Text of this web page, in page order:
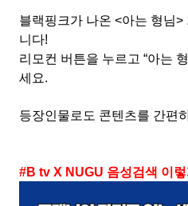
블랙핑크가 나온 <아는 형님>
니다!
리모컨 버튼을 누르고 “아는
세요.
등장인물로도 콘텐츠를 간편
#B tv X NUGU 음성검색 이